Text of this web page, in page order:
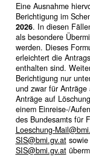
Eine Ausnahme
Berichtigung im
2026. In diesen
als besondere
werden. Dieses
erleichtert die
enthalten sind.
Berichtigung nur
und zwar für Anträge
Anträge auf
einem Einreise-/
des Bundesamts für
Loeschung-
SIS@bmi.gv.atsowie
SIS@bmi.gv.at